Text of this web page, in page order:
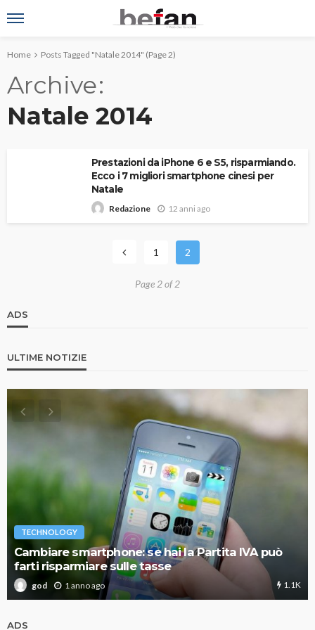
Home Posts Tagged "Natale 2014" (Page 2)
Archive
Natale 2014
Prestazioni da iPhone 6 e S5, risparmiando.
Ecco i 7 migliori smartphone cinesi per
Natale
Redazione 12 anni ago
1 2
Page 2 of 2
ADS
ULTIME NOTIZIE
TECHNOLOGY
Cambiare smartphone: se hai la Partita IVA può
farti risparmiare sulle tasse
god 1 anno ago 1.1K
ADS